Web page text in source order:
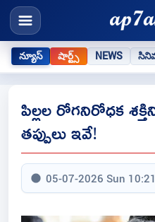
న్యూస్ షార్ట్స్ NEWS
పిల్లల రోగనిరోధక
తప్పులు ఇవే!
05-07-2026 Sun 10:21